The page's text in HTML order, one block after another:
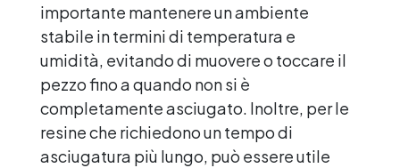
importante mantenere un ambiente
stabile in termini di temperatura e
umidità, evitando di muovere o toccare il
pezzo fino a quando non si è
completamente asciugato. Inoltre, per le
resine che richiedono un tempo di
asciugatura più lungo, può essere utile